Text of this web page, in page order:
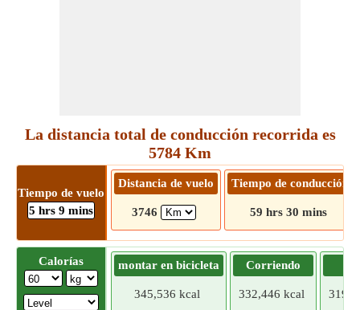
La distancia total de conducción recorrida es
5784 Km
Tiempo de vuelo
5 hrs 9 mins
Distancia de vuelo
3746
Tiempo de conducción
59 hrs 30 mins
Calorías montar en bicicleta
345,536 kcal
Corriendo
332,446 kcal